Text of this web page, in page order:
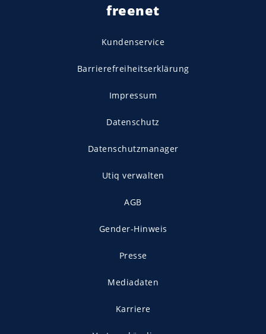
freenet
Kundenservice
Barrierefreiheitserklärung
Impressum
Datenschutz
Datenschutzmanager
Utiq verwalten
AGB
Gender-Hinweis
Presse
Mediadaten
Karriere